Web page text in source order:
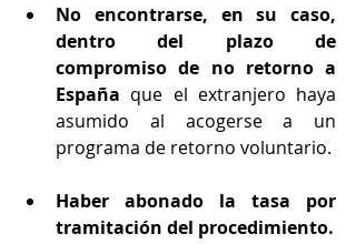
No encontrarse, en su caso,
dentro del plazo de
compromiso de no retorno a
España que el extranjero haya
asumido al acogerse a un
programa de retorno voluntario.
Haber abonado la tasa por
tramitación del procedimiento.